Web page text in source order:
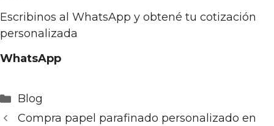
Escribinos al WhatsApp y obtené tu cotización
personalizada
WhatsApp
Categorías
Blog
Compra papel parafinado personalizado en